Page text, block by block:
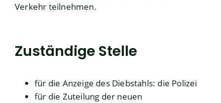
Verkehr teilnehmen.
Zuständige Stelle
für die Anzeige des Diebstahls: die Polizei
für die Zuteilung der neuen